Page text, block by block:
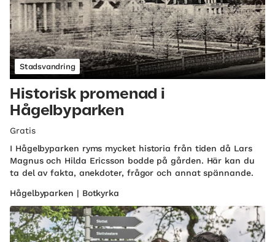
Stadsvandring
Historisk promenad i
Hågelbyparken
Gratis
I Hågelbyparken ryms mycket historia från tiden då Lars
Magnus och Hilda Ericsson bodde på gården. Här kan du
ta del av fakta, anekdoter, frågor och annat spännande.
Hågelbyparken | Botkyrka